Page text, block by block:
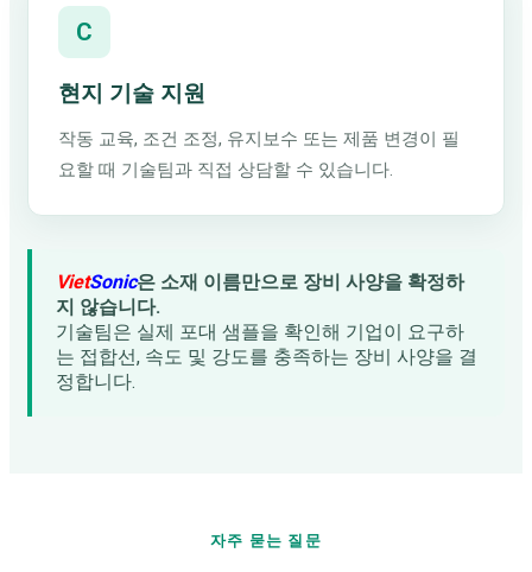
C
현지 기술 지원
작동 교육, 조건 조정, 유지보수 또는 제품 변경이 필
요할 때 기술팀과 직접 상담할 수 있습니다.
VietSonic은 소재 이름만으로 장비 사양을 확정하
지 않습니다.
기술팀은 실제 포대 샘플을 확인해 기업이 요구하
는 접합선, 속도 및 강도를 충족하는 장비 사양을 결
정합니다.
자주 묻는 질문